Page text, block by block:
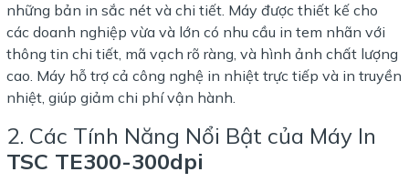
những bản in sắc nét và chi tiết. Máy được thiết kế cho
các doanh nghiệp vừa và lớn có nhu cầu in tem nhãn với
thông tin chi tiết, mã vạch rõ ràng, và hình ảnh chất lượng
cao. Máy hỗ trợ cả công nghệ in nhiệt trực tiếp và in truyền
nhiệt, giúp giảm chi phí vận hành.
2. Các Tính Năng Nổi Bật của Máy In
TSC TE300-300dpi